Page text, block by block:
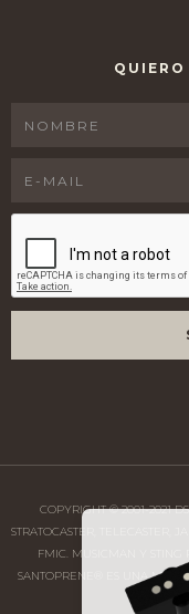
COPYRIGHT © 2001-2021
STRATOCASTER, TELECASTER,
FMIC. MUSICMAN Y STING
SANTOPRENE® ES UNA